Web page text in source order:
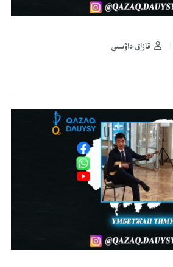
قازاق داۋىسى